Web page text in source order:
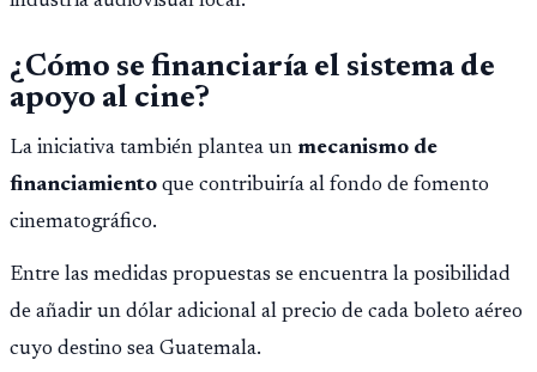
¿Cómo se financiaría el sistema de
apoyo al cine?
La iniciativa también plantea un mecanismo de
financiamiento que contribuiría al fondo de fomento
cinematográfico.
Entre las medidas propuestas se encuentra la posibilidad
de añadir un dólar adicional al precio de cada boleto aéreo
cuyo destino sea Guatemala.